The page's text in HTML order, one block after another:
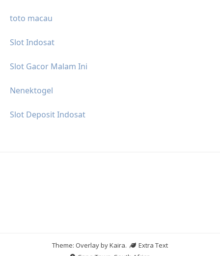
toto macau
Slot Indosat
Slot Gacor Malam Ini
Nenektogel
Slot Deposit Indosat
Theme: Overlay byKaira.
Extra Text